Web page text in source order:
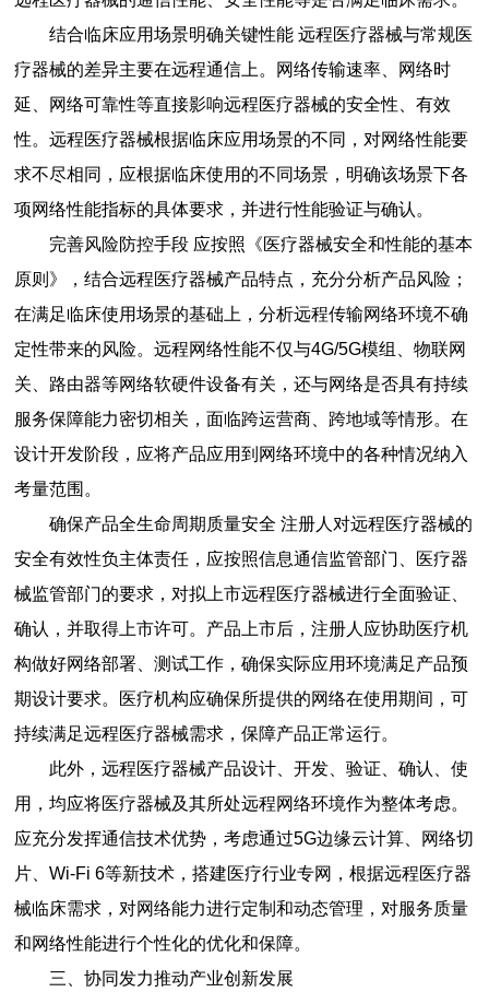
结合临床应用场景明确关键性能 远程医疗器械与常规医
疗器械的差异主要在远程通信上。网络传输速率、网络时
延、网络可靠性等直接影响远程医疗器械的安全性、有效
性。远程医疗器械根据临床应用场景的不同，对网络性能要
求不尽相同，应根据临床使用的不同场景，明确该场景下各
项网络性能指标的具体要求，并进行性能验证与确认。
完善风险防控手段 应按照《医疗器械安全和性能的基本
原则》，结合远程医疗器械产品特点，充分分析产品风险；
在满足临床使用场景的基础上，分析远程传输网络环境不确
定性带来的风险。远程网络性能不仅与4G/5G模组、物联网
关、路由器等网络软硬件设备有关，还与网络是否具有持续
服务保障能力密切相关，面临跨运营商、跨地域等情形。在
设计开发阶段，应将产品应用到网络环境中的各种情况纳入
考量范围。
确保产品全生命周期质量安全 注册人对远程医疗器械的
安全有效性负主体责任，应按照信息通信监管部门、医疗器
械监管部门的要求，对拟上市远程医疗器械进行全面验证、
确认，并取得上市许可。产品上市后，注册人应协助医疗机
构做好网络部署、测试工作，确保实际应用环境满足产品预
期设计要求。医疗机构应确保所提供的网络在使用期间，可
持续满足远程医疗器械需求，保障产品正常运行。
此外，远程医疗器械产品设计、开发、验证、确认、使
用，均应将医疗器械及其所处远程网络环境作为整体考虑。
应充分发挥通信技术优势，考虑通过5G边缘云计算、网络切
片、Wi-Fi 6等新技术，搭建医疗行业专网，根据远程医疗器
械临床需求，对网络能力进行定制和动态管理，对服务质量
和网络性能进行个性化的优化和保障。
三、协同发力推动产业创新发展